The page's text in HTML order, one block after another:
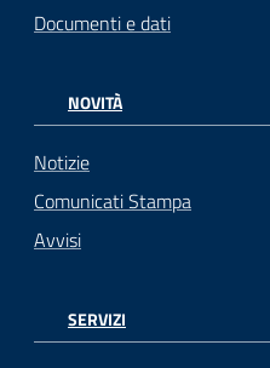
Documenti e dati
NOVITÀ
Notizie
Comunicati Stampa
Avvisi
SERVIZI